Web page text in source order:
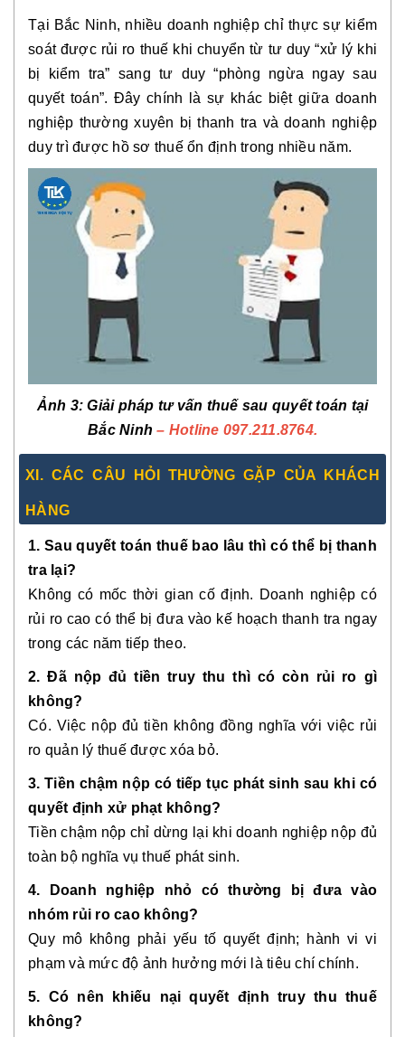
Tại Bắc Ninh, nhiều doanh nghiệp chỉ thực sự kiểm
soát được rủi ro thuế khi chuyển từ tư duy “xử lý khi
bị kiểm tra” sang tư duy “phòng ngừa ngay sau
quyết toán”. Đây chính là sự khác biệt giữa doanh
nghiệp thường xuyên bị thanh tra và doanh nghiệp
duy trì được hồ sơ thuế ổn định trong nhiều năm.
Ảnh 3: Giải pháp tư vấn thuế sau quyết toán tại
Bắc Ninh– Hotline 097.211.8764.
XI. CÁC CÂU HỎI THƯỜNG GẶP CỦA KHÁCH
HÀNG
1. Sau quyết toán thuế bao lâu thì có thể bị thanh
tra lại?
Không có mốc thời gian cố định. Doanh nghiệp có
rủi ro cao có thể bị đưa vào kế hoạch thanh tra ngay
trong các năm tiếp theo.
2. Đã nộp đủ tiền truy thu thì có còn rủi ro gì
không?
Có. Việc nộp đủ tiền không đồng nghĩa với việc rủi
ro quản lý thuế được xóa bỏ.
3. Tiền chậm nộp có tiếp tục phát sinh sau khi có
quyết định xử phạt không?
Tiền chậm nộp chỉ dừng lại khi doanh nghiệp nộp đủ
toàn bộ nghĩa vụ thuế phát sinh.
4. Doanh nghiệp nhỏ có thường bị đưa vào
nhóm rủi ro cao không?
Quy mô không phải yếu tố quyết định; hành vi vi
phạm và mức độ ảnh hưởng mới là tiêu chí chính.
5. Có nên khiếu nại quyết định truy thu thuế
không?